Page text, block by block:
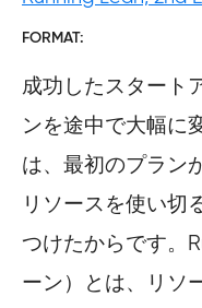
FORMAT
成功したスタート
ンを途中で大幅に
は、最初のプラン
リソースを使い切
つけたからです。
ーン）とは、リソ